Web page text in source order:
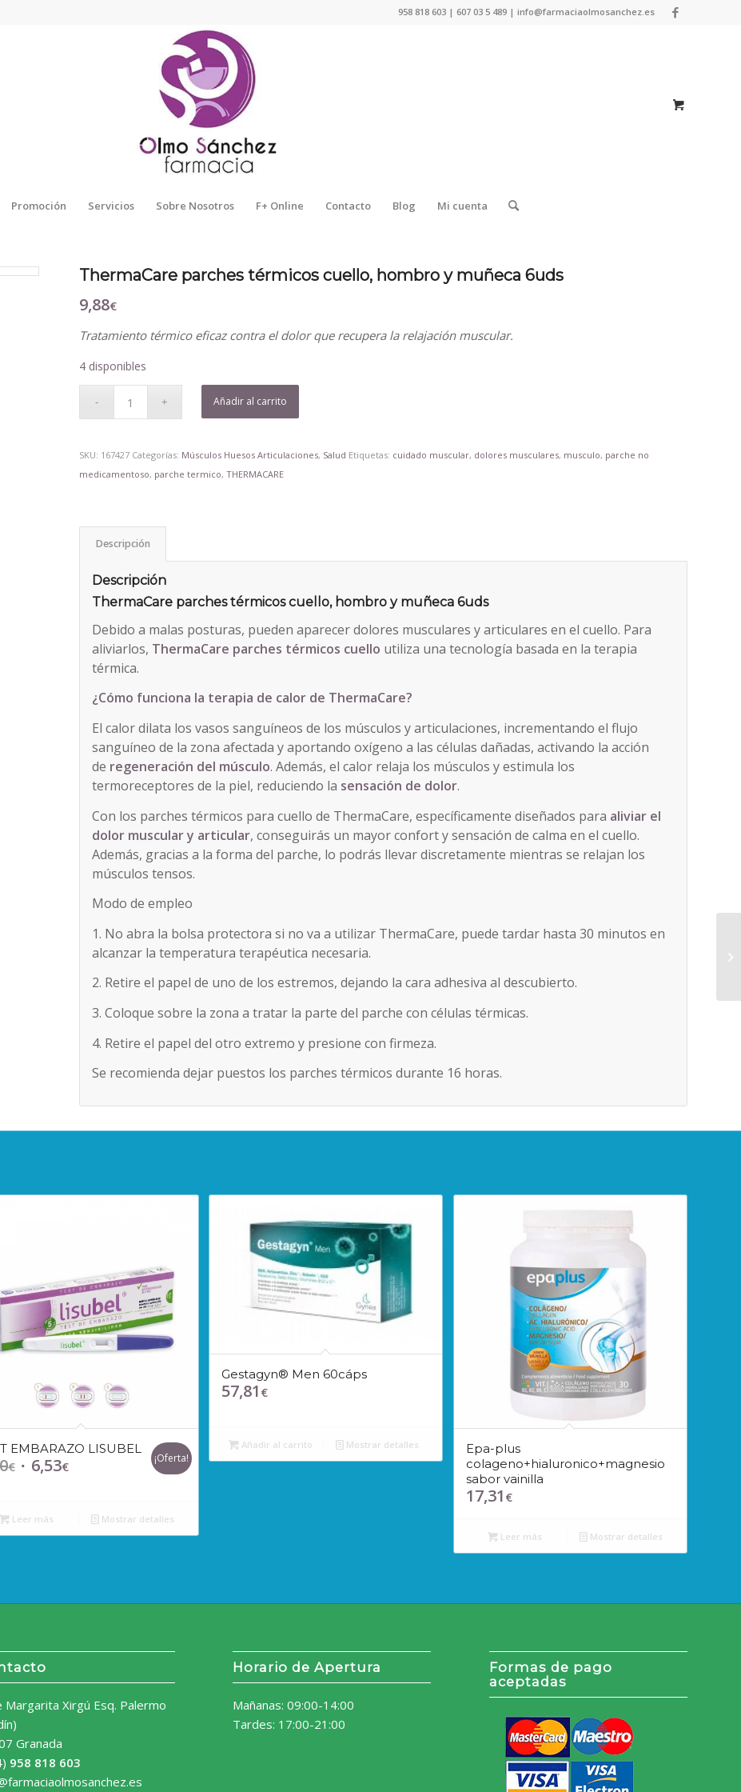
958 818 603 | 607 03 5 489 | info@farmaciaolmosanchez.es
Promoción Servicios Sobre Nosotros F+ Online Contacto Blog Mi cuenta
ThermaCare parches térmicos cuello, hombro y muñeca 6uds
9,88€
Tratamiento térmico eficaz contra el dolor que recupera la relajación muscular.
4 disponibles
Añadir al carrito
SKU: 167427 Categorías: Músculos Huesos Articulaciones, Salud Etiquetas: cuidado muscular, dolores musculares, musculo, parche no
medicamentoso, parche termico,THERMACARE
Descripción
Descripción
ThermaCare parches térmicos cuello, hombro y muñeca 6uds
Debido a malas posturas, pueden aparecer dolores musculares y articulares en el cuello. Para
aliviarlos, ThermaCare parches térmicos cuello utiliza una tecnología basada en la terapia
térmica.
¿Cómo funciona la terapia de calor de ThermaCare?
El calor dilata los vasos sanguíneos de los músculos y articulaciones, incrementando el flujo
sanguíneo de la zona afectada y aportando oxígeno a las células dañadas, activando la acción
de regeneración del músculo. Además, el calor relaja los músculos y estimula los
termoreceptores de la piel, reduciendo la sensación de dolor.
Con los parches térmicos para cuello de ThermaCare, específicamente diseñados para aliviar el
dolor muscular y articular, conseguirás un mayor confort y sensación de calma en el cuello.
Además, gracias a la forma del parche, lo podrás llevar discretamente mientras se relajan los
músculos tensos.
Modo de empleo
1. No abra la bolsa protectora si no va a utilizar ThermaCare, puede tardar hasta 30 minutos en
alcanzar la temperatura terapéutica necesaria.
2. Retire el papel de uno de los estremos, dejando la cara adhesiva al descubierto.
3. Coloque sobre la zona a tratar la parte del parche con células térmicas.
4. Retire el papel del otro extremo y presione con firmeza.
Se recomienda dejar puestos los parches térmicos durante 16 horas.
EMBARAZO LISUBEL
€ El
era:
6,53€El
¡Oferta!
Leer más Mostrar detalles
Gestagyn® Men 60cáps
57,81 €
Añadir al carrito Mostrar detalles
Epa-plus
colageno+hialuronico+magnesio
sabor vainilla
17,31 €
Leer más Mostrar detalles
Margarita Xirgú Esq. Palermo
Granada
958 818 603
Horario de Apertura
Mañanas: 09:00-14:00
Tardes: 17:00-21:00
Formas de pago
aceptadas